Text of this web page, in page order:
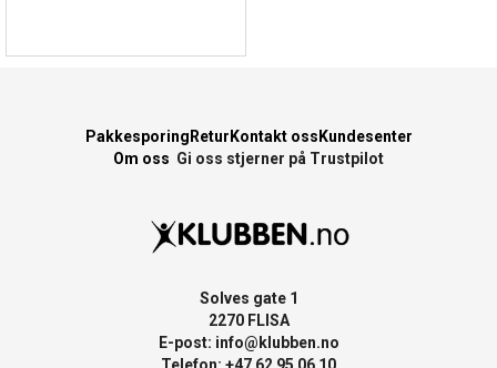
PakkesporingReturKontakt ossKundesenter
Om oss Gi oss stjerner på Trustpilot
Solves gate 1
2270 FLISA
E-post: info@klubben.no